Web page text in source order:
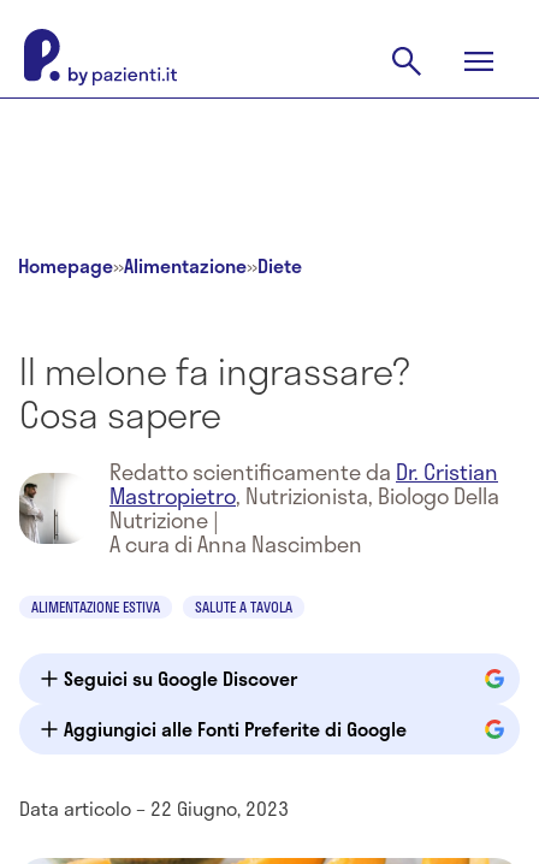
Homepage»Alimentazione»Diete
Il melone fa ingrassare?
Cosa sapere
Redatto scientificamente da Dr. Cristian
Mastropietro, Nutrizionista, Biologo Della
Nutrizione|
A cura di Anna Nascimben
ALIMENTAZIONE ESTIVA SALUTE A TAVOLA
Seguici su Google Discover
Aggiungici alle Fonti Preferite di Google
Data articolo – 22 Giugno, 2023